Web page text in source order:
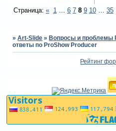
Страница: « 1 … 6 7 8 9 10 … 35
»Art-Slide »Вопросы и проблемы
ответы по ProShow Producer
Рейтинг